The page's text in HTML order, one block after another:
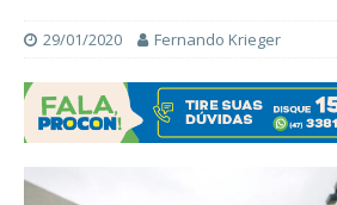
29/01/2020 Fernando Krieger